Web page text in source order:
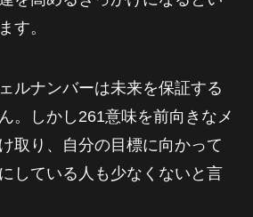
す。
ルナンバーは未来を保証する
。しかし261意味を前向きなメ
取り、自分の目標に向かって
している人も少なくないと言